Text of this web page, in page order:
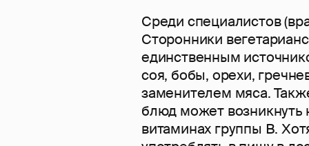
Среди специалистов
Сторонники
единственным
соя, бобы, орехи,
заменителем мяса.
блюд может возникнуть
витаминах группы В.